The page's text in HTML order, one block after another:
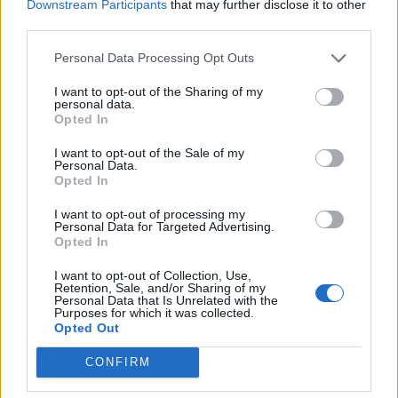
Downstream Participants that may further disclose it to other
Personal Data Processing Opt Outs
I want to opt-out of the Sharing of my
personal data.
Opted In
I want to opt-out of the Sale of my
Personal Data.
Opted In
I want to opt-out of processing my
Personal Data for Targeted Advertising.
Opted In
I want to opt-out of Collection, Use,
Retention, Sale, and/or Sharing of my
Personal Data that Is Unrelated with the
Purposes for which it was collected.
Opted Out
CONFIRM
υπογράφει ο Ντέιβιντ Σκάρπα, πρωταγωνιστoύν
επίσης οι Ταχάρ Ραχίμ, Μάθιου Νίνταμ, Λουντιβίν
Σανιέ, Γκάβιν Σπόουκς, Μπεν Μάιλς, Φιλ
Κόρνγουελ κ.α.
Το “Ναπολέων” θα κυκλοφορήσει στις ελληνικές
αίθουσες στις 23 Νοεμβρίου και αργότερα θα βγει
στο Apple TV+ (σε ημερομηνία που δεν έχει γίνει
ακόμα γνωστή).